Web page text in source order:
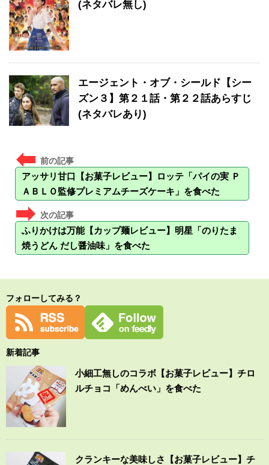
(ネタバレ無し)
エージェント・オブ・シールド【シー
ズン３】第２１話・第２２話あらすじ
(ネタバレあり)
アッサリ甘口【お菓子レビュー】ロッテ「パイの実 Ｐ
ＡＢＬＯ監修プレミアムチーズケーキ」を食べた
ふりかけは万能【カップ麺レビュー】明星「のりたま
焼うどん だし醤油味」を食べた
フォローしてみる？
新着記事
小細工無しのコラボ【お菓子レビュー】チロ
ルチョコ「めんべい」を食べた
クランキーな美味しさ【お菓子レビュー】チ